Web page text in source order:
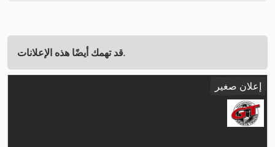
قد تهمك أيضًا هذه الإعلانات.
إعلان صغير